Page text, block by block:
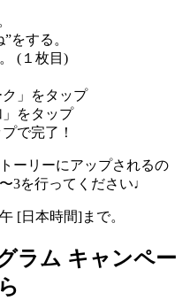
をする。
(１枚目)
」をタップ
をタップ
で完了！
ーリーにアップされるの
3を行ってください♩
[日本時間]まで。
ラム キャンペー